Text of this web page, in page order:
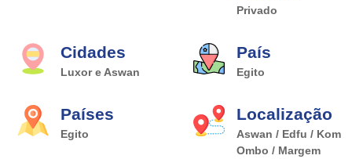
Privado
Cidades
Luxor e Aswan
País
Egito
Países
Egito
Localização
Aswan / Edfu / Kom
Ombo / Margem